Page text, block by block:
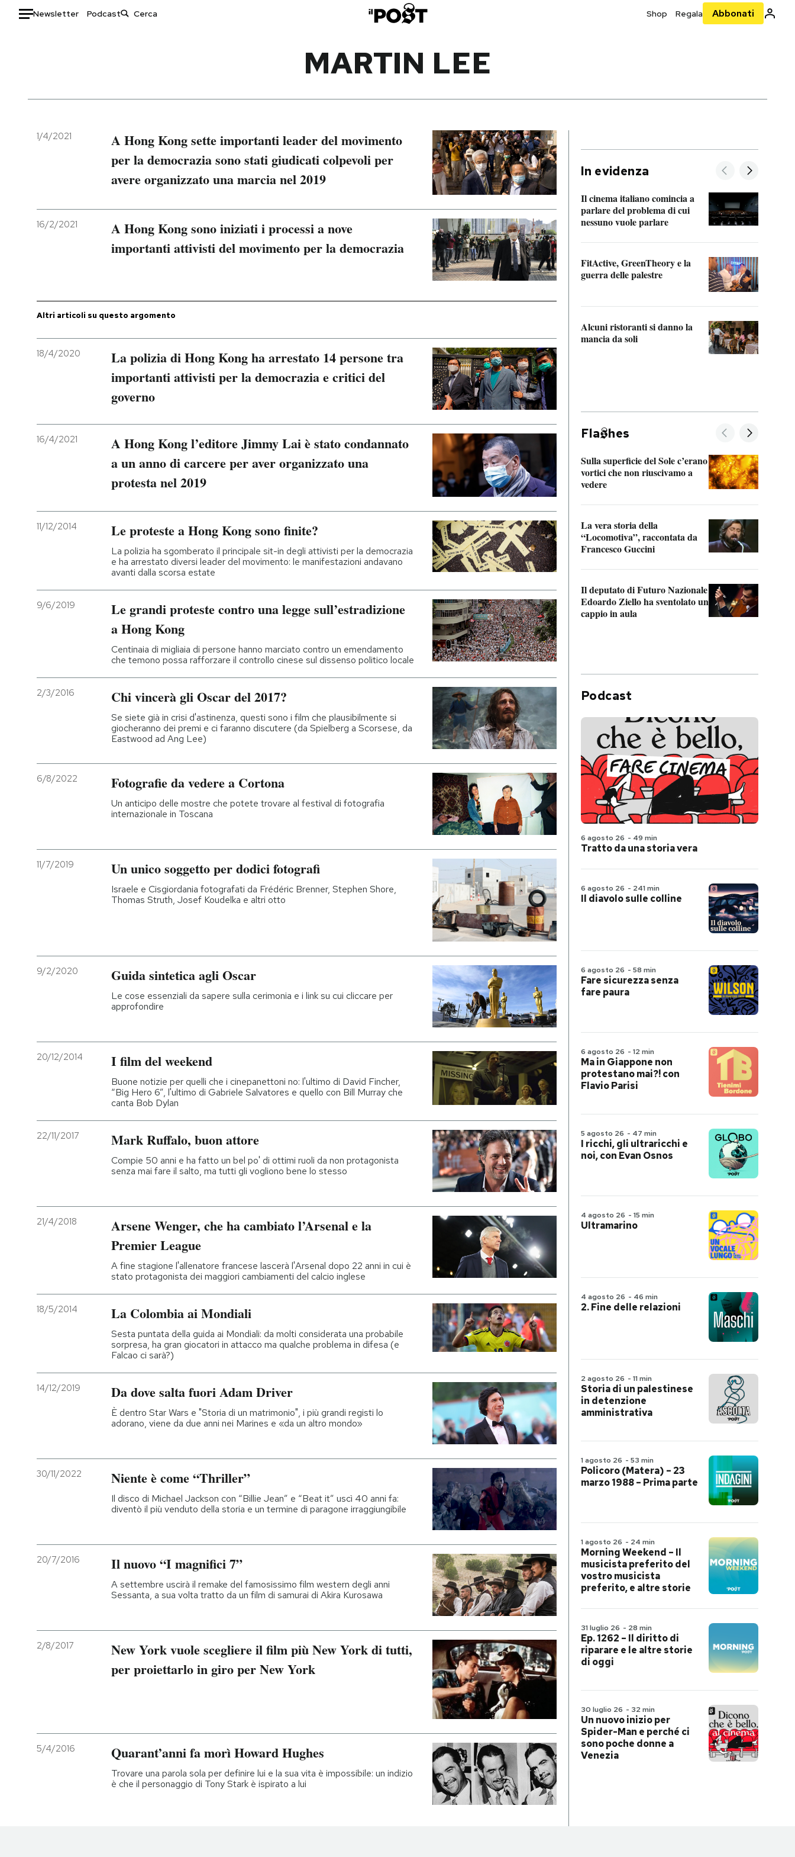
Newsletter Podcast Shop Regala Abbonati
Italia
Politica
Economia
Moda
Storie/Idee
Ok Boomer!
Media
Mondiali calcio 2026
CALENDARIO
AREA PERSONALE
Entra
MARTIN LEE
1/4/2021
A Hong Kong sette importanti leader del movimento
per la democrazia sono stati giudicati colpevoli per
avere organizzato una marcia nel 2019
16/2/2021
A Hong Kong sono iniziati i processi a nove
importanti attivisti del movimento per la democrazia
Altri articoli su questo argomento
18/4/2020
La polizia di Hong Kong ha arrestato 14 persone tra
importanti attivisti per la democrazia e critici del
governo
16/4/2021
A Hong Kong l’editore Jimmy Lai è stato condannato
a un anno di carcere per aver organizzato una
protesta nel 2019
11/12/2014 Le proteste a Hong Kong sono finite?
La polizia ha sgomberato il principale sit-in degli attivisti per la democrazia
e ha arrestato diversi leader del movimento: le manifestazioni andavano
avanti dalla scorsa estate
9/6/2019
Le grandi proteste contro una legge sull’estradizione
a Hong Kong
Centinaia di migliaia di persone hanno marciato contro un emendamento
che temono possa rafforzare il controllo cinese sul dissenso politico locale
2/3/2016 Chi vincerà gli Oscar del 2017?
Se siete già in crisi d'astinenza, questi sono i film che plausibilmente si
giocheranno dei premi e ci faranno discutere (da Spielberg a Scorsese, da
Eastwood ad Ang Lee)
6/8/2022 Fotografie da vedere a Cortona
Un anticipo delle mostre che potete trovare al festival di fotografia
internazionale in Toscana
11/7/2019 Un unico soggetto per dodici fotografi
Israele e Cisgiordania fotografati da Frédéric Brenner, Stephen Shore,
Thomas Struth, Josef Koudelka e altri otto
9/2/2020 Guida sintetica agli Oscar
Le cose essenziali da sapere sulla cerimonia e i link su cui cliccare per
approfondire
20/12/2014 I film del weekend
Buone notizie per quelli che i cinepanettoni no: l'ultimo di David Fincher,
“Big Hero 6”, l'ultimo di Gabriele Salvatores e quello con Bill Murray che
canta Bob Dylan
22/11/2017 Mark Ruffalo, buon attore
Compie 50 anni e ha fatto un bel po' di ottimi ruoli da non protagonista
senza mai fare il salto, ma tutti gli vogliono bene lo stesso
21/4/2018
Arsene Wenger, che ha cambiato l’Arsenal e la
Premier League
A fine stagione l'allenatore francese lascerà l'Arsenal dopo 22 anni in cui è
stato protagonista dei maggiori cambiamenti del calcio inglese
18/5/2014 La Colombia ai Mondiali
Sesta puntata della guida ai Mondiali: da molti considerata una probabile
sorpresa, ha gran giocatori in attacco ma qualche problema in difesa (e
Falcao ci sarà?)
14/12/2019 Da dove salta fuori Adam Driver
È dentro Star Wars e "Storia di un matrimonio", i più grandi registi lo
adorano, viene da due anni nei Marines e «da un altro mondo»
30/11/2022 Niente è come “Thriller”
Il disco di Michael Jackson con “Billie Jean” e “Beat it” uscì 40 anni fa:
diventò il più venduto della storia e un termine di paragone irraggiungibile
20/7/2016 Il nuovo “I magnifici 7”
A settembre uscirà il remake del famosissimo film western degli anni
Sessanta, a sua volta tratto da un film di samurai di Akira Kurosawa
2/8/2017
New York vuole scegliere il film più New York di tutti,
per proiettarlo in giro per New York
5/4/2016 Quarant’anni fa morì Howard Hughes
Trovare una parola sola per definire lui e la sua vita è impossibile: un indizio
è che il personaggio di Tony Stark è ispirato a lui
In evidenza
Il cinema italiano comincia a
parlare del problema di cui
nessuno vuole parlare
FitActive, GreenTheory e la
guerra delle palestre
Alcuni ristoranti si danno la
mancia da soli
Fla hes
Sulla superficie del Sole c’erano
vortici che non riuscivamo a
vedere
La vera storia della
“Locomotiva”, raccontata da
Francesco Guccini
Il deputato di Futuro Nazionale
Edoardo Ziello ha sventolato un
cappio in aula
Podcast
6 agosto 26 - 49 min
Tratto da una storia vera
6 agosto 26 - 241 min
Il diavolo sulle colline
6 agosto 26 - 58 min
Fare sicurezza senza
fare paura
6 agosto 26 - 12 min
Ma in Giappone non
protestano mai?! con
Flavio Parisi
5 agosto 26 - 47 min
I ricchi, gli ultraricchi e
noi, con Evan Osnos
4 agosto 26 - 15 min
Ultramarino
4 agosto 26 - 46 min
2. Fine delle relazioni
2 agosto 26 - 11 min
Storia di un palestinese
in detenzione
amministrativa
1 agosto 26 - 53 min
Policoro (Matera) – 23
marzo 1988 – Prima parte
1 agosto 26 - 24 min
Morning Weekend – Il
musicista preferito del
vostro musicista
preferito, e altre storie
31 luglio 26 - 28 min
Ep. 1262 – Il diritto di
riparare e le altre storie
di oggi
30 luglio 26 - 32 min
Un nuovo inizio per
Spider-Man e perché ci
sono poche donne a
Venezia